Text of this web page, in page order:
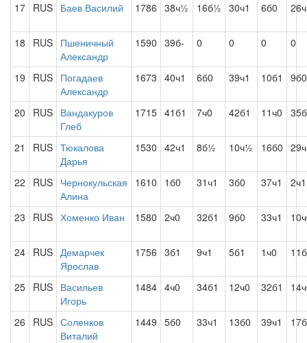
17 RUS Баев Василий 1786 38ч½ 16б½ 30ч1 6б0
18 RUS Пшеничный
Александр
1590 39б- 0 0 0 0
19 RUS Погадаев
Александр
1673 40ч1 6б0 39ч1 10б1 9б0
20 RUS Вандакуров
Глеб
1715 41б1 7ч0 42б1 11ч0
21 RUS Тюкалова
Дарья
1530 42ч1 8б½ 10ч½ 16б0
22 RUS Чернокульская
Алина
1610 1б0 31ч1 3б0 37ч1 2ч1
23 RUS Хоменко Иван 1580 2ч0 32б1 9б0 33ч1
24 RUS Демарчек
Ярослав
1756 3б1 9ч1 5б1 1ч0
25 RUS Васильев
Игорь
1484 4ч0 34б1 12ч0 32б1
26 RUS Соленков
Виталий
1449 5б0 33ч1 13б0 39ч1